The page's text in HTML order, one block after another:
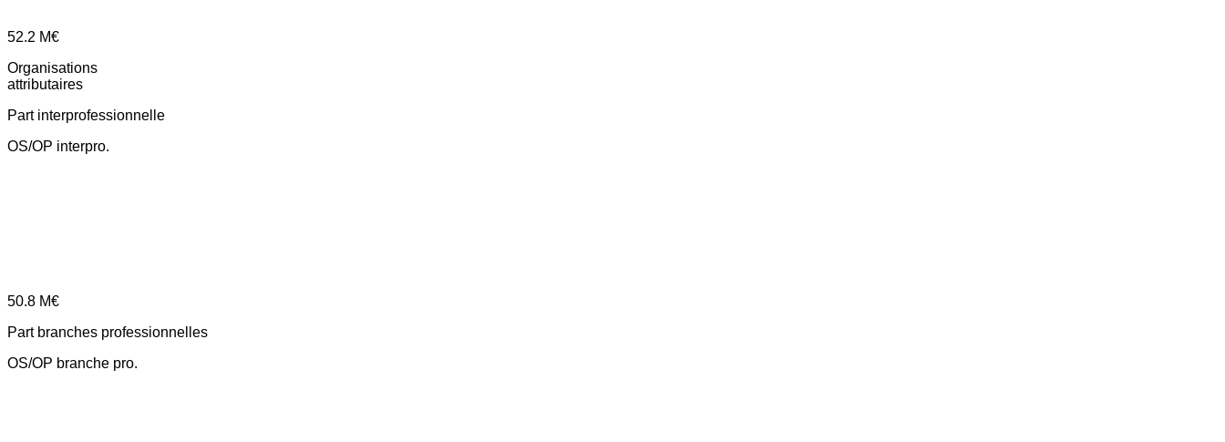
52.2 M€
Organisations
attributaires
Part interprofessionnelle
OS/OP interpro.
50.8 M€
Part branches professionnelles
OS/OP branche pro.